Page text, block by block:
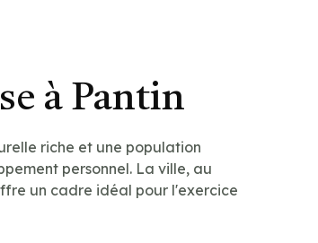
à Pantin
riche et une population
personnel. La ville, au
un cadre idéal pour l'exercice